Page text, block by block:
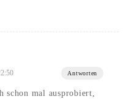
Antworten
schon mal ausprobiert,